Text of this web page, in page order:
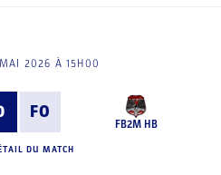
2026 À 15H00
FO
FB2M HB
DU MATCH